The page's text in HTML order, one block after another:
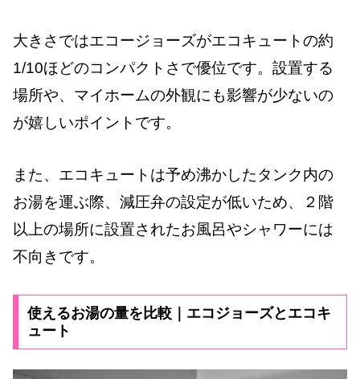
大きさではエコージョーズがエコキュートの約
1/10ほどのコンパクトさで優位です。設置する
場所や、マイホームの外観にも影響が少ないの
が嬉しいポイントです。
また、エコキュートは予め沸かしたタンク内の
お湯を運ぶ際、減圧弁の設定が低いため、２階
以上の場所に設置されたお風呂やシャワーには
不向きです。
使えるお湯の量を比較｜エコジョーズとエコキ
ュート